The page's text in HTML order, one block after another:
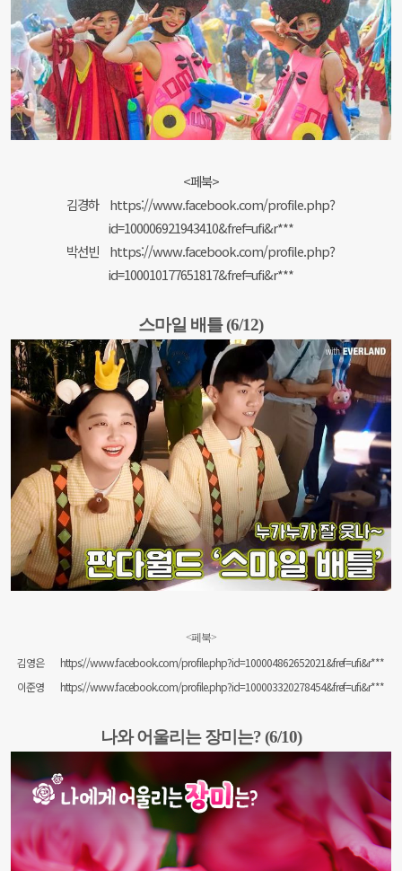
<페북>
김경하 https://www.facebook.com/profile.php?
id=100006921943410&fref=ufi&r***
박선빈
https://www.facebook.com/profile.php?
id=100010177651817&fref=ufi&r***
스마일 배틀 (6/12)
<페북>
김영은
https://www.facebook.com/profile.php?id=100004862652021&fref=ufi&r***
이준영
https://www.facebook.com/profile.php?id=100003320278454&fref=ufi&r***
나와 어울리는 장미는? (6/10)